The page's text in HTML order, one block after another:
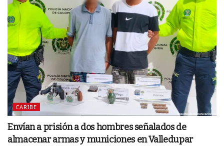
CARIBE
Envían a prisión a dos hombres señalados de
almacenar armas y municiones en Valledupar